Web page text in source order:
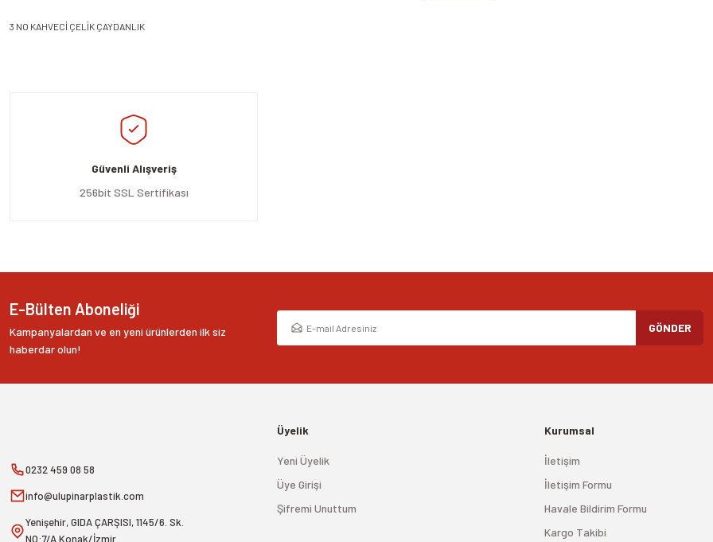
3 NO KAHVECİ ÇELİK ÇAYDANLIK
Ürün resmi kalitesiz, bozuk veya görüntülenemiyor.
Ürün açıklamasında eksik bilgiler bulunuyor.
Ürün bilgilerinde hatalar bulunuyor.
Ürün fiyatı diğer sitelerden daha pahalı.
Güvenli Alışveriş
256bit SSL Sertifikası
E-Bülten Aboneliği
Kampanyalardan ve en yeni ürünlerden ilk siz
haberdar olun!
GÖNDER
0232 459 08 58
info@ulupinarplastik.com
Yenişehir, GIDA ÇARŞISI, 1145/6. Sk.
NO:7/A Konak/İzmir
Üyelik
Yeni Üyelik
Üye Girişi
Şifremi Unuttum
Kurumsal
İletişim
İletişim Formu
Havale Bildirim Formu
Kargo Takibi